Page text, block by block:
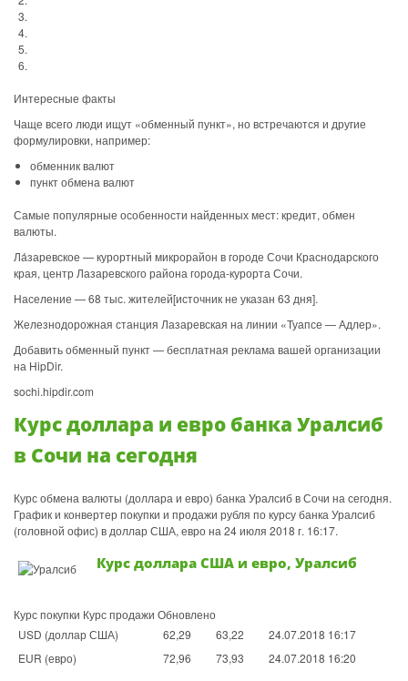
Интересные факты
Чаще всего люди ищут «обменный пункт», но встречаются и другие
формулировки, например:
обменник валют
пункт обмена валют
Самые популярные особенности найденных мест: кредит, обмен
валюты.
Ла́заревское — курортный микрорайон в городе Сочи Краснодарского
края, центр Лазаревского района города-курорта Сочи.
Население — 68 тыс. жителей[источник не указан 63 дня].
Железнодорожная станция Лазаревская на линии «Туапсе — Адлер».
Добавить обменный пункт — бесплатная реклама вашей организации
на HipDir.
sochi.hipdir.com
Курс доллара и евро банка Уралсиб
в Сочи на сегодня
Курс обмена валюты (доллара и евро) банка Уралсиб в Сочи на сегодня.
График и конвертер покупки и продажи рубля по курсу банка Уралсиб
(головной офис) в доллар США, евро на 24 июля 2018 г. 16:17.
Курс доллара США и евро, Уралсиб
Курс покупки Курс продажи Обновлено
USD (доллар США)
62,29 63,22
24.07.2018 16:17
EUR (евро)
72,96 73,93 24.07.2018 16:20